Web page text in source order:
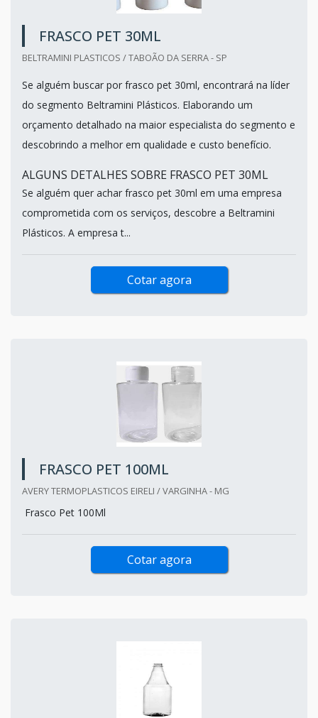
FRASCO PET 30ML
BELTRAMINI PLASTICOS / TABOÃO DA SERRA - SP
Se alguém buscar por frasco pet 30ml, encontrará na líder
do segmento Beltramini Plásticos. Elaborando um
orçamento detalhado na maior especialista do segmento e
descobrindo a melhor em qualidade e custo benefício.
ALGUNS DETALHES SOBRE FRASCO PET 30ML
Se alguém quer achar frasco pet 30ml em uma empresa
comprometida com os serviços, descobre a Beltramini
Plásticos. A empresa t...
Cotar agora
FRASCO PET 100ML
AVERY TERMOPLASTICOS EIRELI / VARGINHA - MG
Frasco Pet 100Ml
Cotar agora